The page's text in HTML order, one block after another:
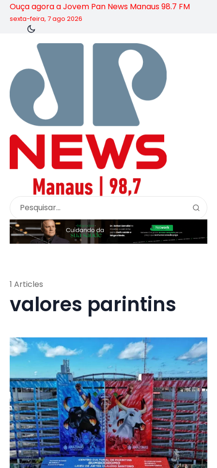
Ouça agora a Jovem Pan News Manaus 98.7 FM
sexta-feira, 7 ago 2026
valores parintins
1 Articles